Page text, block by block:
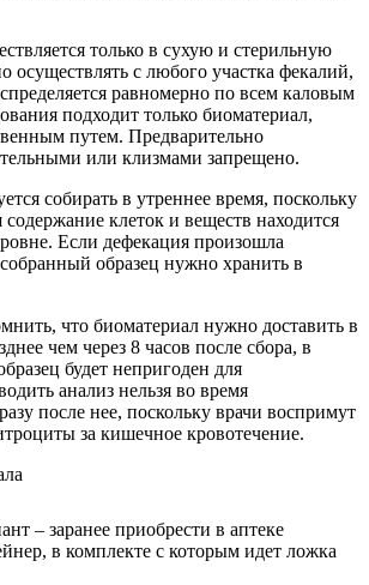
только в сухую и стерильную
осуществлять с любого участка фекалий,
равномерно по всем каловым
подходит только биоматериал,
путем. Предварительно
или клизмами запрещено.
собирать в утреннее время, поскольку
клеток и веществ находится
Если дефекация произошла
образец нужно хранить в
что биоматериал нужно доставить в
чем через 8 часов после сбора, в
будет непригоден для
анализ нельзя во время
после нее, поскольку врачи воспримут
за кишечное кровотечение.
– заранее приобрести в аптеке
в комплекте с которым идет ложка